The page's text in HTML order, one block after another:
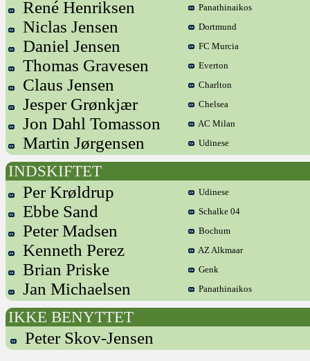
René Henriksen Panathinaikos
Niclas Jensen Dortmund
Daniel Jensen FC Murcia
Thomas Gravesen Everton
Claus Jensen Charlton
Jesper Grønkjær Chelsea
Jon Dahl Tomasson AC Milan
Martin Jørgensen Udinese
INDSKIFTET
Per Krøldrup Udinese
Ebbe Sand Schalke 04
Peter Madsen Bochum
Kenneth Perez AZ Alkmaar
Brian Priske Genk
Jan Michaelsen Panathinaikos
IKKE BENYTTET
Peter Skov-Jensen